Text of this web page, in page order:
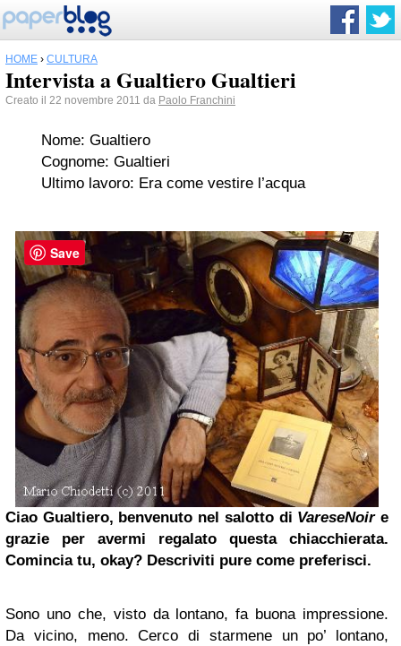
HOME › CULTURA
Intervista a Gualtiero Gualtieri
Creato il 22 novembre 2011 da Paolo Franchini
Nome: Gualtiero
Cognome: Gualtieri
Ultimo lavoro: Era come vestire l’acqua
Ciao Gualtiero, benvenuto nel salotto di VareseNoire
grazie per avermi regalato questa chiacchierata.
Comincia tu, okay? Descriviti pure come preferisci.
Sono uno che, visto da lontano, fa buona impressione.
Da vicino, meno. Cerco di starmene un po’ lontano,
Save